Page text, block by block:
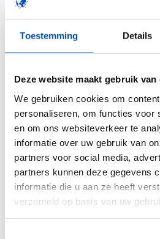
Toestemming Details
Deze website maakt gebruik van
We gebruiken cookies om
personaliseren, om functies voor
en om ons websiteverkeer te
informatie over uw gebruik van
partners voor social media,
partners kunnen deze gegevens
informatie die u aan ze heeft
verzameld op basis van uw
een in Nederland
één Nederlandse
wordt verhoogd tot
project – groot
investeringen.
Werkbare
voorwaarden van een
werken als een
waarbij publicatie-
afspraken niet hinderen.